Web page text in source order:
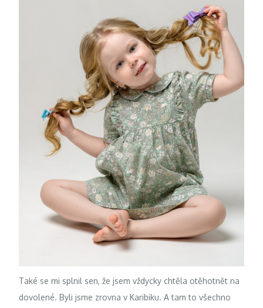
Také se mi splnil sen, že jsem vždycky chtěla otěhotnět na
dovolené. Byli jsme zrovna v Karibiku. A tam to všechno